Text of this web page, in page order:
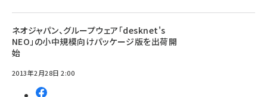
ネオジャパン、グループウェア「desknet's
NEO」の小中規模向けパッケージ版を出荷開
始
2013年2月28日 2:00